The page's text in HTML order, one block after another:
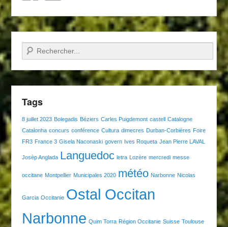
Recherche
Tags
8 juillet 2023 Bolegadis Béziers Carles Puigdemont castell Catalogne
Catalonha concurs conférence Cultura dimecres Durban-Corbières Foire
FR3 France 3 Gisela Naconaski govern Ives Roqueta Jean Pierre LAVAL
Josèp Anglada Languedoc letra Lozère mercredi messe
occitane Montpellier Municipales 2020 météo Narbonne Nicolas
Garcia Occitanie Ostal Occitan
Narbonne Quim Torra Région Occitanie Suisse Toulouse